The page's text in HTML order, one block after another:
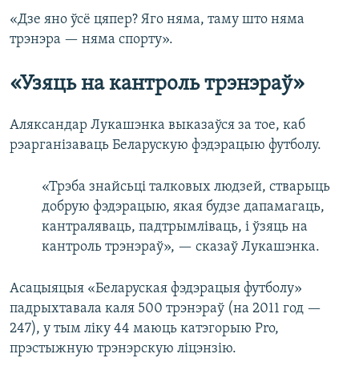
«Дзе яно ўсё цяпер? Яго няма, таму што няма
трэнэра — няма спорту».
«Узяць на кантроль трэнэраў»
Аляксандар Лукашэнка выказаўся за тое, каб
рэарганізаваць Беларускую фэдэрацыю футболу.
«Трэба знайсьці талковых людзей, стварыць
добрую фэдэрацыю, якая будзе дапамагаць,
кантраляваць, падтрымліваць, і ўзяць на
кантроль трэнэраў», — сказаў Лукашэнка.
Асацыяцыя «Беларуская фэдэрацыя футболу»
падрыхтавала каля 500 трэнэраў (на 2011 год —
247), у тым ліку 44 маюць катэгорыю Pro,
прэстыжную трэнэрскую ліцэнзію.